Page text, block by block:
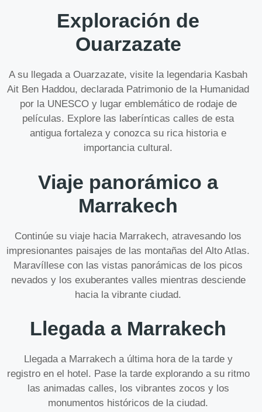
Exploración de
Ouarzazate
A su llegada a Ouarzazate, visite la legendaria Kasbah
Ait Ben Haddou, declarada Patrimonio de la Humanidad
por la UNESCO y lugar emblemático de rodaje de
películas. Explore las laberínticas calles de esta
antigua fortaleza y conozca su rica historia e
importancia cultural.
Viaje panorámico a
Marrakech
Continúe su viaje hacia Marrakech, atravesando los
impresionantes paisajes de las montañas del Alto Atlas.
Maravíllese con las vistas panorámicas de los picos
nevados y los exuberantes valles mientras desciende
hacia la vibrante ciudad.
Llegada a Marrakech
Llegada a Marrakech a última hora de la tarde y
registro en el hotel. Pase la tarde explorando a su ritmo
las animadas calles, los vibrantes zocos y los
monumentos históricos de la ciudad.